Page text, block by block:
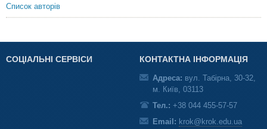
Список авторів
СОЦІАЛЬНІ СЕРВІСИ КОНТАКТНА ІНФОРМАЦІЯ
Адреса: вул. Табірна, 30-32,
м. Київ, 03113
Тел.: +38 044 455-57-57
Email: krok@krok.edu.ua